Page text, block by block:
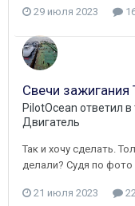
29 июля 2023
Свечи зажигания
PilotOcean ответил в
Двигатель
Так и хочу сделать.
делали? Судя по
21 июля 2023